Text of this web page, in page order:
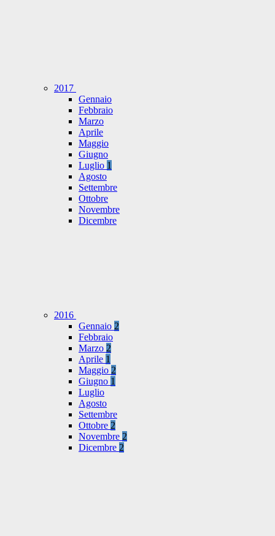
2017
Gennaio
Febbraio
Marzo
Aprile
Maggio
Giugno
Luglio 1
Agosto
Settembre
Ottobre
Novembre
Dicembre
2016
Gennaio 2
Febbraio
Marzo 2
Aprile 1
Maggio 2
Giugno 1
Luglio
Agosto
Settembre
Ottobre 2
Novembre 2
Dicembre 2